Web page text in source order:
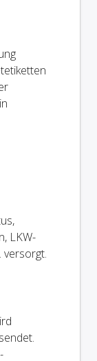
LKW-
versorgt.